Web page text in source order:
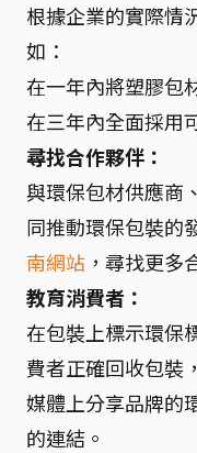
根據企業的實際情
如：
在一年內將塑膠包
在三年內全面採用
尋找合作夥伴：
與環保包材供應商
同推動環保包裝的
南網站 ，尋找更多
教育消費者：
在包裝上標示環保
費者正確回收包裝
媒體上分享品牌的
的連結。